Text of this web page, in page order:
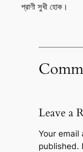
প্রাণী সুখী হোক।
Leave a
Your email
published.